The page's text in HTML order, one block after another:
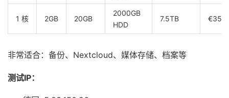
1 核 2GB 20GB
2000GB
HDD
7.5TB €35
非常适合：备份、Nextcloud、媒体存储、档案等
测试IP：